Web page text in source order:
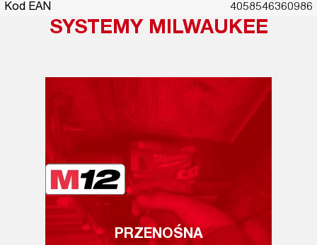
Kod EAN 4058546360986
SYSTEMY MILWAUKEE
PRZENOŚNA